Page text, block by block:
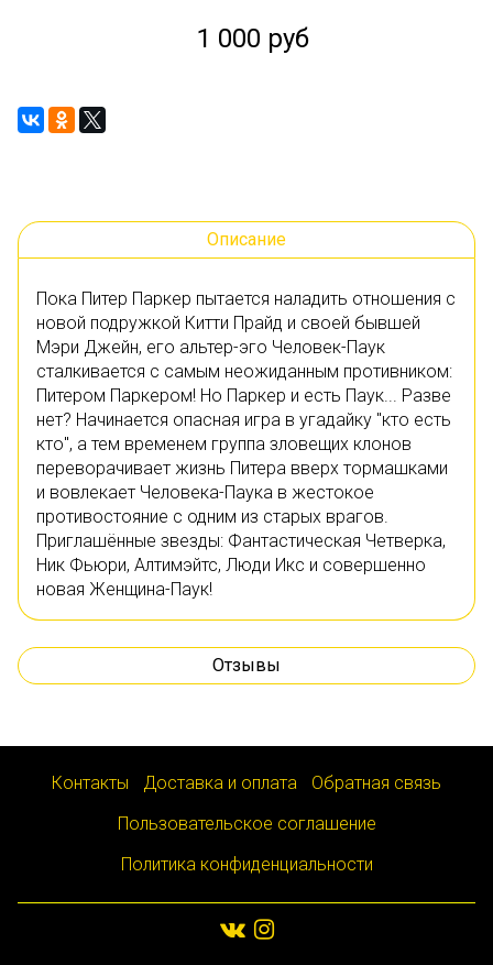
1 000 руб
Описание
Пока Питер Паркер пытается наладить отношения с
новой подружкой Китти Прайд и своей бывшей
Мэри Джейн, его альтер-эго Человек-Паук
сталкивается с самым неожиданным противником:
Питером Паркером! Но Паркер и есть Паук... Разве
нет? Начинается опасная игра в угадайку "кто есть
кто", а тем временем группа зловещих клонов
переворачивает жизнь Питера вверх тормашками
и вовлекает Человека-Паука в жестокое
противостояние с одним из старых врагов.
Приглашённые звезды: Фантастическая Четверка,
Ник Фьюри, Алтимэйтс, Люди Икс и совершенно
новая Женщина-Паук!
Отзывы
Контакты Доставка и оплата
Обратная связь
Пользовательское соглашение
Политика конфиденциальности